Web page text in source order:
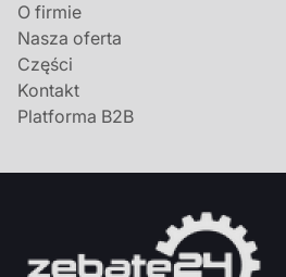
O firmie
Nasza oferta
Części
Kontakt
Platforma B2B